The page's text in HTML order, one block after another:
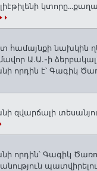
համայնքի նախկին
Ա.Ա.-ի
որդին է՝ Գագիկ
զվարճալի
որդին՝ Գագիկ